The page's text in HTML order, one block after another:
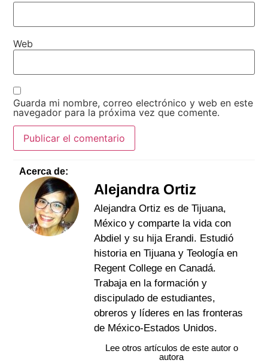
Web
Guarda mi nombre, correo electrónico y web en este
navegador para la próxima vez que comente.
Acerca de:
Alejandra Ortiz
Alejandra Ortiz es de Tijuana,
México y comparte la vida con
Abdiel y su hija Erandi. Estudió
historia en Tijuana y Teología en
Regent College en Canadá.
Trabaja en la formación y
discipulado de estudiantes,
obreros y líderes en las fronteras
de México-Estados Unidos.
Lee otros artículos de este autor o
autora